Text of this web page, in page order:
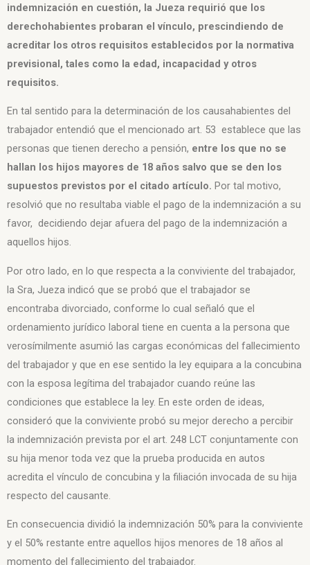
indemnización en cuestión, la Jueza requirió que los
derechohabientes probaran el vínculo, prescindiendo de
acreditar los otros requisitos establecidos por la normativa
previsional, tales como la edad, incapacidad y otros
requisitos.
En tal sentido para la determinación de los causahabientes del
trabajador entendió que el mencionado art. 53 establece que las
personas que tienen derecho a pensión, entre los que no se
hallan los hijos mayores de 18 años salvo que se den los
supuestos previstos por el citado artículo. Por tal motivo,
resolvió que no resultaba viable el pago de la indemnización a su
favor, decidiendo dejar afuera del pago de la indemnización a
aquellos hijos.
Por otro lado, en lo que respecta a la conviviente del trabajador,
la Sra, Jueza indicó que se probó que el trabajador se
encontraba divorciado, conforme lo cual señaló que el
ordenamiento jurídico laboral tiene en cuenta a la persona que
verosímilmente asumió las cargas económicas del fallecimiento
del trabajador y que en ese sentido la ley equipara a la concubina
con la esposa legítima del trabajador cuando reúne las
condiciones que establece la ley. En este orden de ideas,
consideró que la conviviente probó su mejor derecho a percibir
la indemnización prevista por el art. 248 LCT conjuntamente con
su hija menor toda vez que la prueba producida en autos
acredita el vínculo de concubina y la filiación invocada de su hija
respecto del causante.
En consecuencia dividió la indemnización 50% para la conviviente
y el 50% restante entre aquellos hijos menores de 18 años al
momento del fallecimiento del trabajador.